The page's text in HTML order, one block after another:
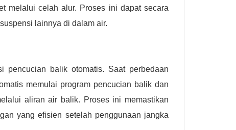
melalui celah alur. Proses ini dapat secara
lainnya di dalam air.
pencucian balik otomatis. Saat perbedaan
memulai program pencucian balik dan
aliran air balik. Proses ini memastikan
yang efisien setelah penggunaan jangka